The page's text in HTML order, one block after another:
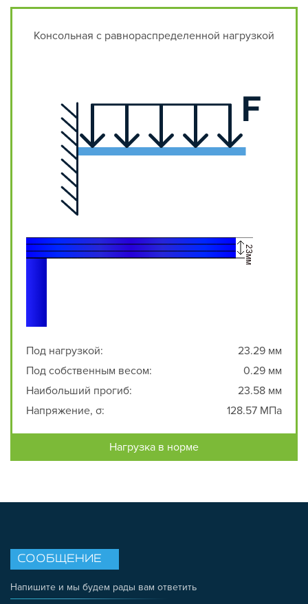
Консольная с равнораспределенной нагрузкой
Под нагрузкой:
23.29 мм
Под собственным весом:
0.29 мм
Наибольший прогиб:
23.58 мм
Напряжение, σ:
128.57 МПа
Нагрузка в норме
СООБЩЕНИЕ
Напишите и мы будем рады вам ответить